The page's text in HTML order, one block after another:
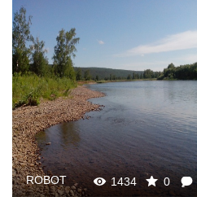
1494 0
ROBOT